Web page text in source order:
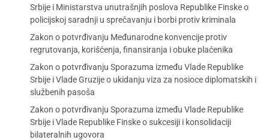
Srbije i Ministarstva unutrašnjih poslova Republike Finske o
policijskoj saradnji u sprečavanju i borbi protiv kriminala
Zakon o potvrđivanju Međunarodne konvencije protiv
regrutovanja, korišćenja, finansiranja i obuke plaćenika
Zakon o potvrđivanju Sporazuma između Vlade Republike
Srbije i Vlade Gruzije o ukidanju viza za nosioce diplomatskih i
službenih pasoša
Zakon o potvrđivanju Sporazuma između Vlade Republike
Srbije i Vlade Republike Finske o sukcesiji i konsolidaciji
bilateralnih ugovora